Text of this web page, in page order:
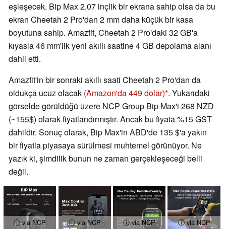
eşleşecek. Bip Max 2,07 inçlik bir ekrana sahip olsa da bu
ekran Cheetah 2 Pro'dan 2 mm daha küçük bir kasa
boyutuna sahip. Amazfit, Cheetah 2 Pro'daki 32 GB'a
kıyasla 46 mm'lik yeni akıllı saatine 4 GB depolama alanı
dahil etti.
Amazfit'in bir sonraki akıllı saati Cheetah 2 Pro'dan da
oldukça ucuz olacak (Amazon'da 449 dolar) . Yukarıdaki
görselde görüldüğü üzere NCP Group Bip Max'i 268 NZD
(~155$) olarak fiyatlandırmıştır. Ancak bu fiyata %15 GST
dahildir. Sonuç olarak, Bip Max'in ABD'de 135 $'a yakın
bir fiyatla piyasaya sürülmesi muhtemel görünüyor. Ne
yazık ki, şimdilik bunun ne zaman gerçekleşeceği belli
değil.
ⓘ via NCP
ⓘ via NCP
ⓘ via NCP
ⓘ via NCP